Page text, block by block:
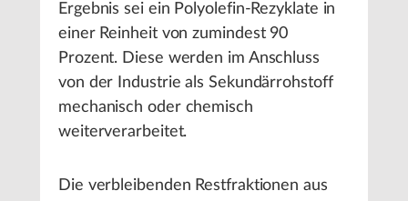
Ergebnis sei ein Polyolefin-Rezyklate in
einer Reinheit von zumindest 90
Prozent. Diese werden im Anschluss
von der Industrie als Sekundärrohstoff
mechanisch oder chemisch
weiterverarbeitet.
Die verbleibenden Restfraktionen aus